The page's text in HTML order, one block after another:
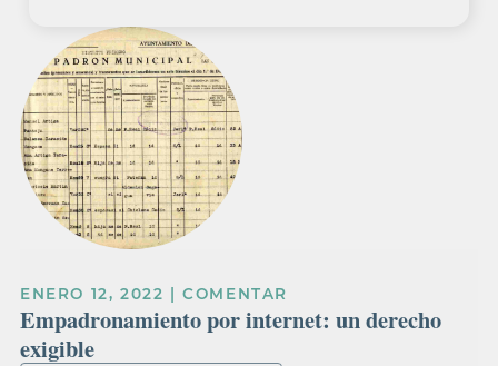
ENERO 12, 2022 |COMENTAR
Empadronamiento por internet: un derecho
exigible